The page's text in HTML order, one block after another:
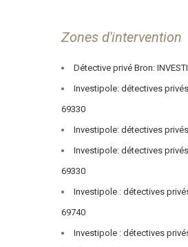
Zones d'intervention
Détective privé Bron:
Investipole: détectives
69330
Investipole: détectives
Investipole: détectives
69330
Investipole : détectives
69740
Investipole : détectives